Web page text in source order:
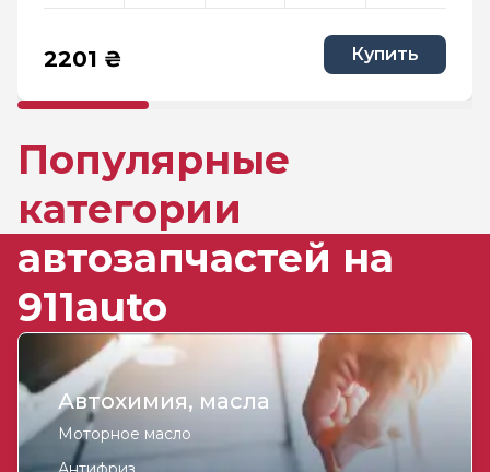
2201 ₴ Купить
Популярные
категории
автозапчастей на
911auto
Автохимия, масла
Моторное масло